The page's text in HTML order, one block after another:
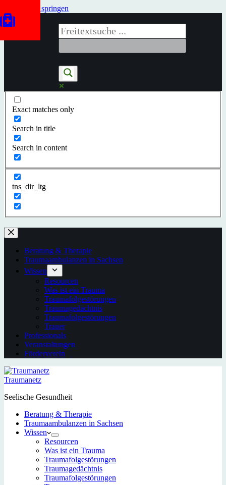
Zum Inhalt springen
Exact matches only
Search in title
Search in content
tns_dir_ltg
Beratung & Therapie
Traumaambulanzen in Sachsen
Wissen
Resourcen
Was ist ein Trauma
Traumafolgestörungen
Traumagedächtnis
Traumafolgestörungen
Trauer
Professionals
Veranstaltungen
Förderverein
Traumanetz
Seelische Gesundheit
Beratung & Therapie
Traumaambulanzen in Sachsen
Wissen
Resourcen
Was ist ein Trauma
Traumafolgestörungen
Traumagedächtnis
Traumafolgestörungen